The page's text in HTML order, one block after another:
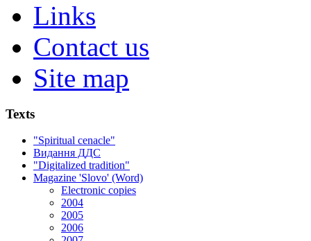
Links
Contact us
Site map
Texts
"Spiritual cenacle"
Видання ДДС
"Digitalized tradition"
Magazine 'Slovo' (Word)
Electronic copies
2004
2005
2006